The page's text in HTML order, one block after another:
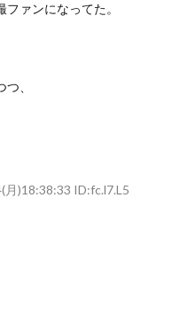
ァンになってた。
、
月)18:38:33 ID:fc.l7.L5